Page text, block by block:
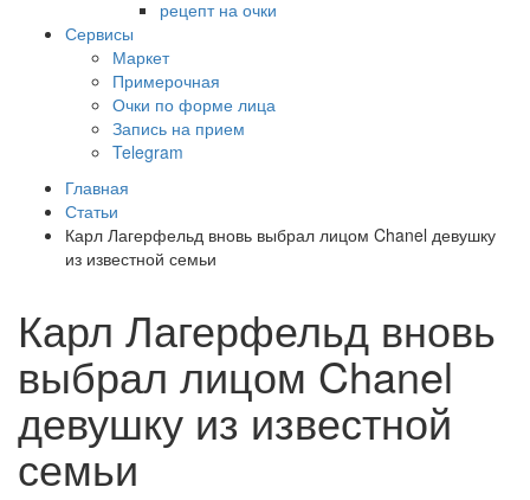
рецепт на очки
Сервисы
Маркет
Примерочная
Очки по форме лица
Запись на прием
Telegram
Главная
Статьи
Карл Лагерфельд вновь выбрал лицом Chanel девушку
из известной семьи
Карл Лагерфельд вновь
выбрал лицом Chanel
девушку из известной
семьи